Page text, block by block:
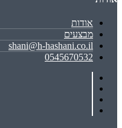
אודות
מבצעים
shani@h-hashani.co.il
0545670532